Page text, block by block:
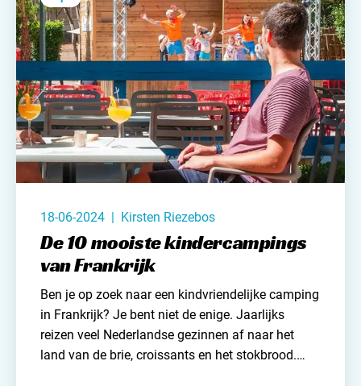
vind je hier alles voor je volgende
kampeeravontuur.
18-06-2024 | Kirsten Riezebos
De 10 mooiste kindercampings
van Frankrijk
Ben je op zoek naar een kindvriendelijke camping
in Frankrijk? Je bent niet de enige. Jaarlijks
reizen veel Nederlandse gezinnen af naar het
land van de brie, croissants en het stokbrood.